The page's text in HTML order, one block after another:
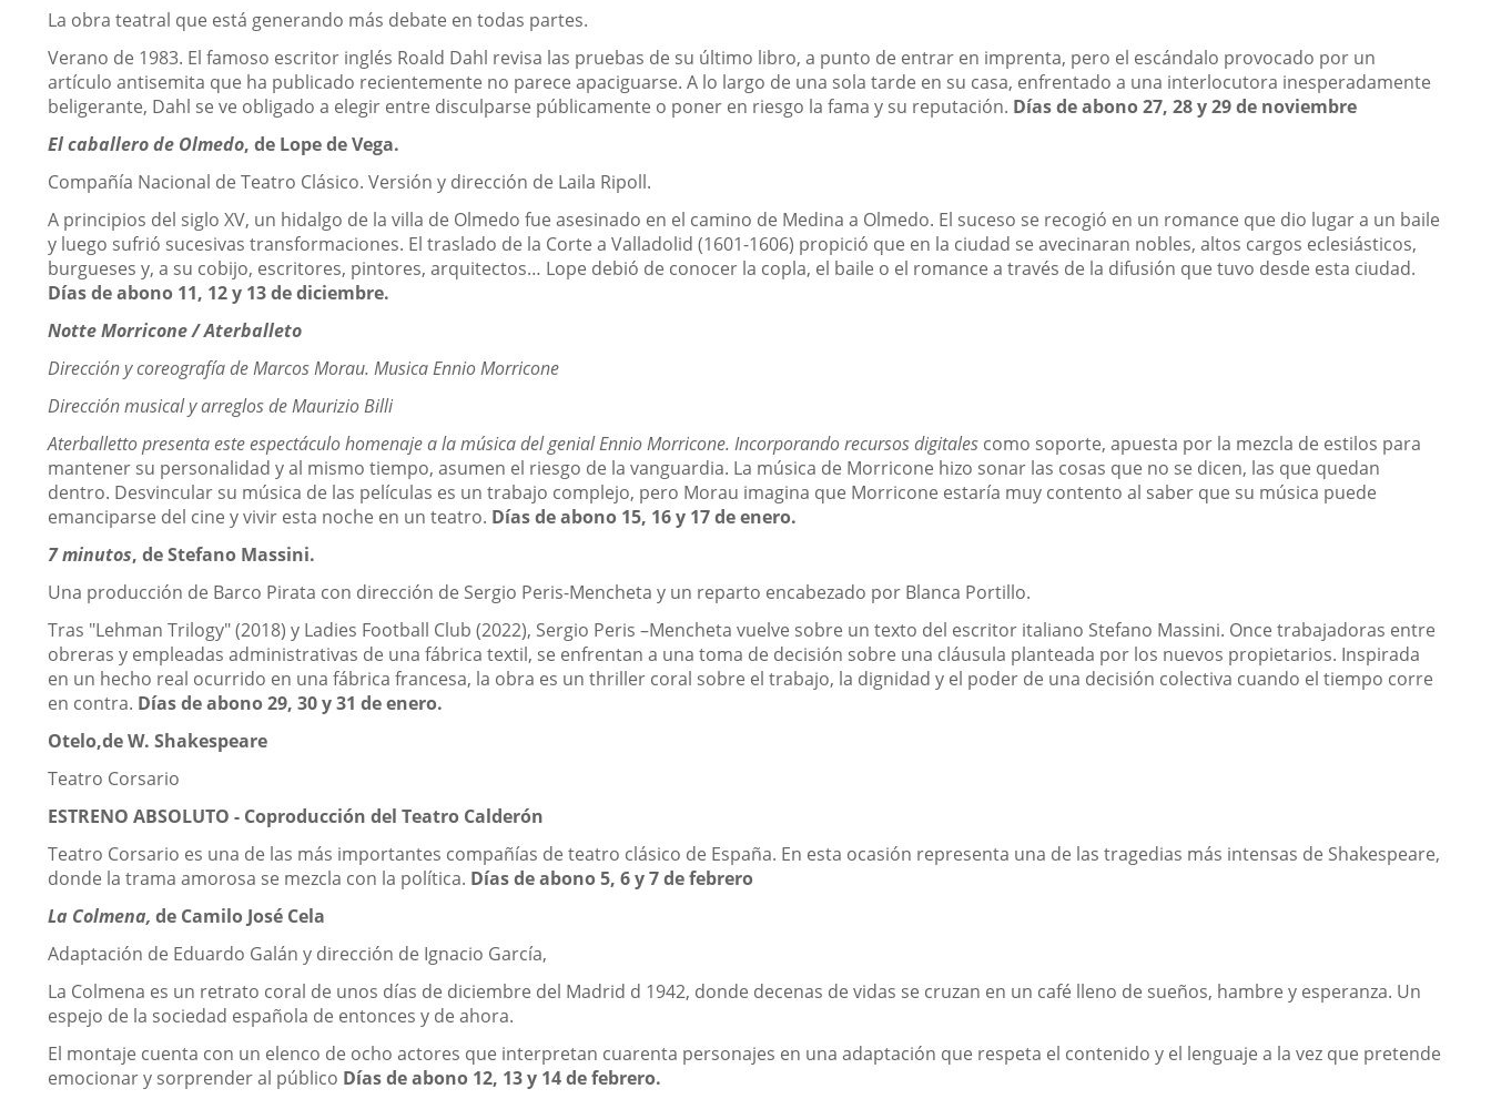
La obra teatral que está generando más debate en todas partes.
Verano de 1983. El famoso escritor inglés Roald Dahl revisa las pruebas de su último libro, a punto de entrar en imprenta, pero el escándalo provocado por un
artículo antisemita que ha publicado recientemente no parece apaciguarse. A lo largo de una sola tarde en su casa, enfrentado a una interlocutora inesperadamente
beligerante, Dahl se ve obligado a elegir entre disculparse públicamente o poner en riesgo la fama y su reputación. Días de abono 27, 28 y 29 de noviembre
El caballero de Olmedo, de Lope de Vega.
Compañía Nacional de Teatro Clásico. Versión y dirección de Laila Ripoll.
A principios del siglo XV, un hidalgo de la villa de Olmedo fue asesinado en el camino de Medina a Olmedo. El suceso se recogió en un romance que dio lugar a un baile
y luego sufrió sucesivas transformaciones. El traslado de la Corte a Valladolid (1601-1606) propició que en la ciudad se avecinaran nobles, altos cargos eclesiásticos,
burgueses y, a su cobijo, escritores, pintores, arquitectos… Lope debió de conocer la copla, el baile o el romance a través de la difusión que tuvo desde esta ciudad.
Días de abono 11, 12 y 13 de diciembre.
NotteMorricone / Aterballeto
Dirección y coreografía de Marcos Morau. Musica Ennio Morricone
Dirección musical y arreglos de Maurizio Billi
Aterballetto presenta este espectáculo homenaje a la música del genial Ennio Morricone. Incorporando recursos digitales como soporte, apuesta por la mezcla de estilos para
mantener su personalidad y al mismo tiempo, asumen el riesgo de la vanguardia. La música de Morricone hizo sonar las cosas que no se dicen, las que quedan
dentro. Desvincular su música de las películas es un trabajo complejo, pero Morau imagina que Morricone estaría muy contento al saber que su música puede
emanciparse del cine y vivir esta noche en un teatro. Días de abono 15, 16 y 17 de enero.
7 minutos, de Stefano Massini.
Una producción de Barco Pirata con dirección de Sergio Peris-Mencheta y un reparto encabezado por Blanca Portillo.
Tras "Lehman Trilogy" (2018) y Ladies Football Club (2022), Sergio Peris –Mencheta vuelve sobre un texto del escritor italiano Stefano Massini. Once trabajadoras entre
obreras y empleadas administrativas de una fábrica textil, se enfrentan a una toma de decisión sobre una cláusula planteada por los nuevos propietarios. Inspirada
en un hecho real ocurrido en una fábrica francesa, la obra es un thriller coral sobre el trabajo, la dignidad y el poder de una decisión colectiva cuando el tiempo corre
en contra. Días de abono 29, 30 y 31 de enero.
Otelo,de W. Shakespeare
Teatro Corsario
ESTRENO ABSOLUTO - Coproducción del Teatro Calderón
Teatro Corsario es una de las más importantes compañías de teatro clásico de España. En esta ocasión representa una de las tragedias más intensas de Shakespeare,
donde la trama amorosa se mezcla con la política. Días de abono 5, 6 y 7 de febrero
La Colmena, de Camilo José Cela
Adaptación de Eduardo Galán y dirección de Ignacio García,
La Colmena es un retrato coral de unos días de diciembre del Madrid d 1942, donde decenas de vidas se cruzan en un café lleno de sueños, hambre y esperanza. Un
espejo de la sociedad española de entonces y de ahora.
El montaje cuenta con un elenco de ocho actores que interpretan cuarenta personajes en una adaptación que respeta el contenido y el lenguaje a la vez que pretende
emocionar y sorprender al público Días de abono 12, 13 y 14 de febrero.